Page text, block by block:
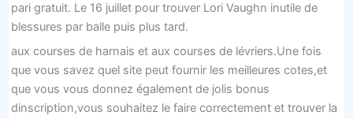
pari gratuit. Le 16 juillet pour trouver Lori Vaughn inutile de
blessures par balle puis plus tard.
aux courses de harnais et aux courses de lévriers.Une fois
que vous savez quel site peut fournir les meilleures cotes,et
que vous vous donnez également de jolis bonus
dinscription,vous souhaitez le faire correctement et trouver la